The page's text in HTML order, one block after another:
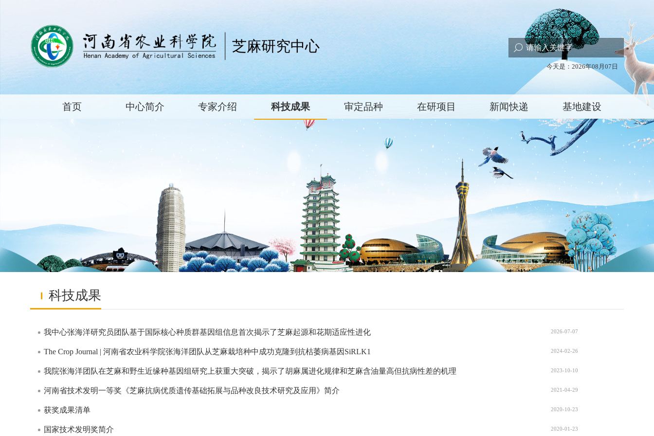
芝麻研究中心
今天是：2026年08月07日
首页 中心简介 专家介绍 科技成果 审定品种 在研项目 新闻快递 基地建设
科技成果
我中心张海洋研究员团队基于国际核心种质群基因组信息首次揭示了芝麻起源和花期适应性进化 2026-07-07
The Crop Journal | 河南省农业科学院张海洋团队从芝麻栽培种中成功克隆到抗枯萎病基因SiRLK1 2024-02-26
我院张海洋团队在芝麻和野生近缘种基因组研究上获重大突破，揭示了胡麻属进化规律和芝麻含油量高但抗病性差的机理 2023-10-10
河南省技术发明一等奖《芝麻抗病优质遗传基础拓展与品种改良技术研究及应用》简介 2021-04-29
获奖成果清单 2020-10-23
国家技术发明奖简介 2020-01-23